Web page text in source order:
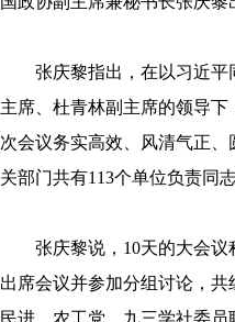
张庆黎指出，在以习近
主席、杜青林副主席的领导
次会议务实高效、风清气正
关部门共有113个单位负责同
张庆黎说，10天的大会
出席会议并参加分组讨论，
民进、农工党、九三学社委